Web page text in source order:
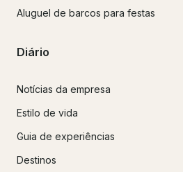
Aluguel de barcos para festas
Diário
Notícias da empresa
Estilo de vida
Guia de experiências
Destinos